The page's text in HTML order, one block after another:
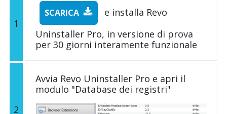
1
SCARICA
e installa Revo
Uninstaller Pro, in versione di prova
per 30 giorni interamente funzionale
2
Avvia Revo Uninstaller Pro e apri il
modulo "Database dei registri"